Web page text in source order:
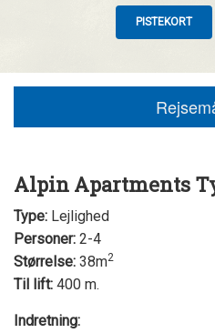
PISTEKORT
Alpin Apartments
Type: Lejlighed
Personer: 2-4
Størrelse: 38m2
Til lift: 400 m.
Indretning: